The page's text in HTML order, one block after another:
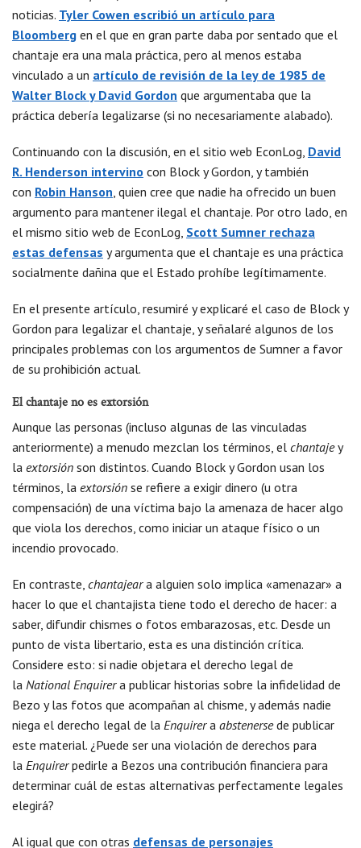
noticias. Tyler Cowen escribió un artículo para
Bloomberg en el que en gran parte daba por sentado que el
chantaje era una mala práctica, pero al menos estaba
vinculado a un artículo de revisión de la ley de 1985 de
Walter Block y David Gordon que argumentaba que la
práctica debería legalizarse (si no necesariamente alabado).
Continuando con la discusión, en el sitio web EconLog, David
R. Henderson intervino con Block y Gordon, y también
con Robin Hanson, quien cree que nadie ha ofrecido un buen
argumento para mantener ilegal el chantaje. Por otro lado, en
el mismo sitio web de EconLog, Scott Sumner rechaza
estas defensas y argumenta que el chantaje es una práctica
socialmente dañina que el Estado prohíbe legítimamente.
En el presente artículo, resumiré y explicaré el caso de Block y
Gordon para legalizar el chantaje, y señalaré algunos de los
principales problemas con los argumentos de Sumner a favor
de su prohibición actual.
El chantaje no es extorsión
Aunque las personas (incluso algunas de las vinculadas
anteriormente) a menudo mezclan los términos, el chantajey
la extorsión son distintos. Cuando Block y Gordon usan los
términos, la extorsión se refiere a exigir dinero (u otra
compensación) de una víctima bajo la amenaza de hacer algo
que viola los derechos, como iniciar un ataque físico o un
incendio provocado.
En contraste, chantajeara alguien solo implica «amenazar» a
hacer lo que el chantajista tiene todo el derecho de hacer: a
saber, difundir chismes o fotos embarazosas, etc. Desde un
punto de vista libertario, esta es una distinción crítica.
Considere esto: si nadie objetara el derecho legal de
la National Enquirera publicar historias sobre la infidelidad de
Bezo y las fotos que acompañan al chisme, y además nadie
niega el derecho legal de la Enquirera abstenersede publicar
este material. ¿Puede ser una violación de derechos para
la Enquirerpedirle a Bezos una contribución financiera para
determinar cuál de estas alternativas perfectamente legales
elegirá?
Al igual que con otras defensas de personajes